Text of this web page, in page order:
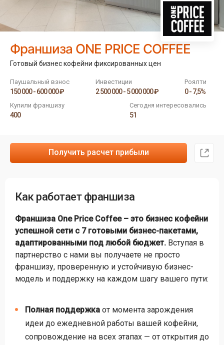
Франшиза ONE PRICE COFFEE
Готовый бизнес кофейни фиксированных цен
Паушальный взнос
150 000 - 600 000 ₽
Инвестиции
2 500 000 - 5 000 000 ₽
Роялти
0 - 7,5%
Купили франшизу
400
Сегодня интересовались
51
Получить расчет прибыли
Как работает франшиза
Франшиза One Price Coffee – это бизнес кофейни
успешной сети с 7 готовыми бизнес-пакетами,
адаптированными под любой бюджет. Вступая в
партнерство с нами вы получаете не просто
франшизу, проверенную и устойчивую бизнес-
модель и поддержку на каждом шагу вашего пути:
Полная поддержка от момента зарождения
идеи до ежедневной работы вашей кофейни,
сопровождение на всех этапах — от открытия до